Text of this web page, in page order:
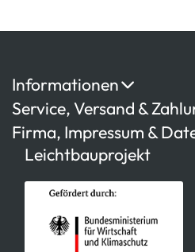
Informationen
Service, Versand &
Firma, Impressum &
Leichtbauprojekt